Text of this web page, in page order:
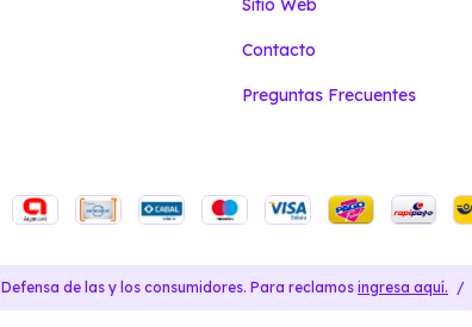
Sitio Web
Contacto
Preguntas Frecuentes
Defensa de las y los consumidores. Para reclamos ingresa aquí. /